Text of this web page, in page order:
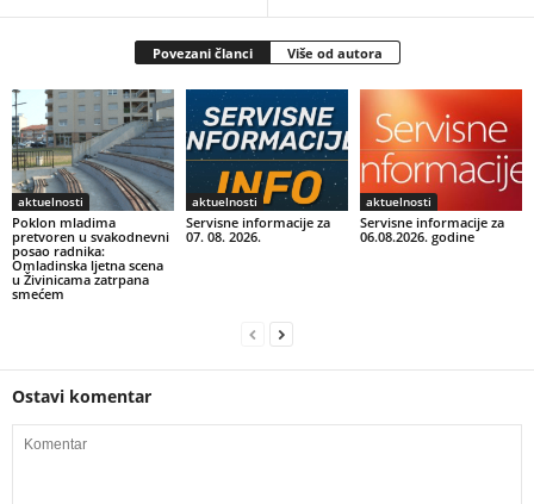
Povezani članci Više od autora
aktuelnosti
Poklon mladima
pretvoren u svakodnevni
posao radnika:
Omladinska ljetna scena
u Živinicama zatrpana
smećem
aktuelnosti
Servisne informacije za
07. 08. 2026.
aktuelnosti
Servisne informacije za
06.08.2026. godine
Ostavi komentar